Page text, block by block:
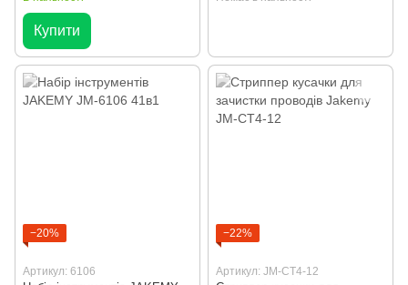
Купити
−20%
Артикул: 6106
−22%
Артикул: JM-CT4-12